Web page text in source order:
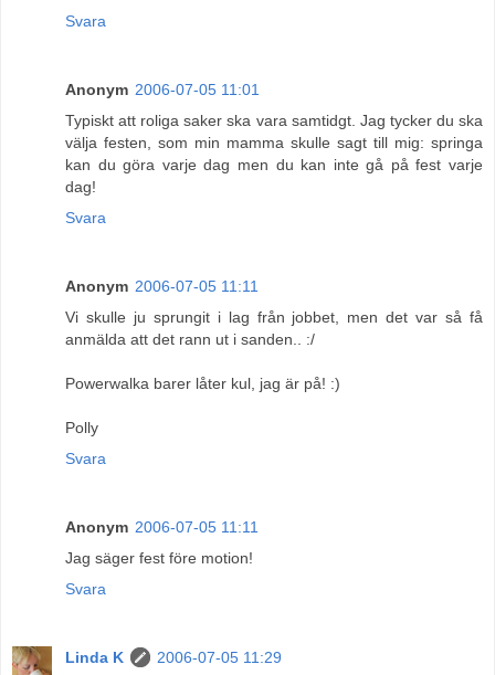
Svara
Anonym 2006-07-05 11:01
Typiskt att roliga saker ska vara samtidgt. Jag tycker du ska
välja festen, som min mamma skulle sagt till mig: springa
kan du göra varje dag men du kan inte gå på fest varje
dag!
Svara
Anonym 2006-07-05 11:11
Vi skulle ju sprungit i lag från jobbet, men det var så få
anmälda att det rann ut i sanden.. :/
Powerwalka barer låter kul, jag är på! :)
Polly
Svara
Anonym 2006-07-05 11:11
Jag säger fest före motion!
Svara
Linda K
2006-07-05 11:29